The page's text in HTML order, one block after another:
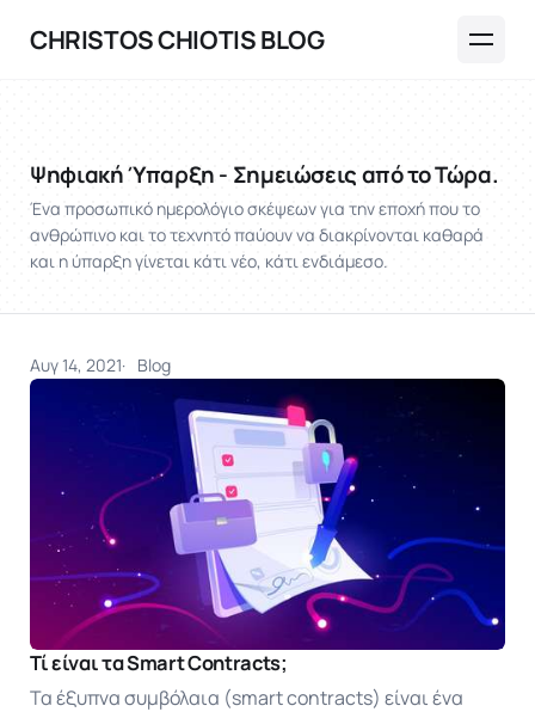
CHRISTOS CHIOTIS BLOG
Ψηφιακή Ύπαρξη - Σημειώσεις από το Τώρα.
Ένα προσωπικό ημερολόγιο σκέψεων για την εποχή που το
ανθρώπινο και το τεχνητό παύουν να διακρίνονται καθαρά
και η ύπαρξη γίνεται κάτι νέο, κάτι ενδιάμεσο.
Αυγ 14, 2021 Blog
Τί είναι τα Smart Contracts;
Τα έξυπνα συμβόλαια (smart contracts) είναι ένα